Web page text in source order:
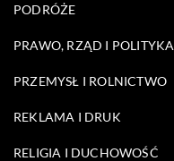
PODRÓŻE
PRAWO, RZĄD I POLITYKA
PRZEMYSŁ I ROLNICTWO
REKLAMA I DRUK
RELIGIA I DUCHOWOŚĆ